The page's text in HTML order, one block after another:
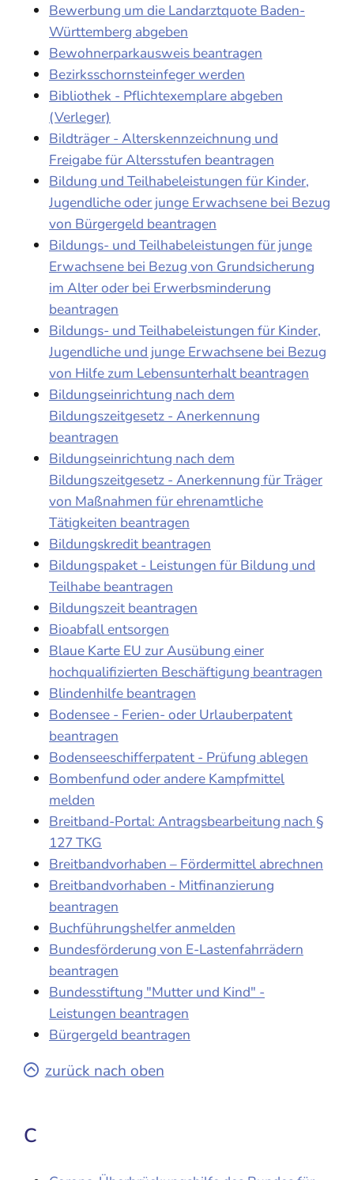
Bewerbung um die Landarztquote Baden-
Württemberg abgeben
Bewohnerparkausweis beantragen
Bezirksschornsteinfeger werden
Bibliothek - Pflichtexemplare abgeben
(Verleger)
Bildträger - Alterskennzeichnung und
Freigabe für Altersstufen beantragen
Bildung und Teilhabeleistungen für Kinder,
Jugendliche oder junge Erwachsene bei Bezug
von Bürgergeld beantragen
Bildungs- und Teilhabeleistungen für junge
Erwachsene bei Bezug von Grundsicherung
im Alter oder bei Erwerbsminderung
beantragen
Bildungs- und Teilhabeleistungen für Kinder,
Jugendliche und junge Erwachsene bei Bezug
von Hilfe zum Lebensunterhalt beantragen
Bildungseinrichtung nach dem
Bildungszeitgesetz - Anerkennung
beantragen
Bildungseinrichtung nach dem
Bildungszeitgesetz - Anerkennung für Träger
von Maßnahmen für ehrenamtliche
Tätigkeiten beantragen
Bildungskredit beantragen
Bildungspaket - Leistungen für Bildung und
Teilhabe beantragen
Bildungszeit beantragen
Bioabfall entsorgen
Blaue Karte EU zur Ausübung einer
hochqualifizierten Beschäftigung beantragen
Blindenhilfe beantragen
Bodensee - Ferien- oder Urlauberpatent
beantragen
Bodenseeschifferpatent - Prüfung ablegen
Bombenfund oder andere Kampfmittel
melden
Breitband-Portal: Antragsbearbeitung nach §
127 TKG
Breitbandvorhaben – Fördermittel abrechnen
Breitbandvorhaben - Mitfinanzierung
beantragen
Buchführungshelfer anmelden
Bundesförderung von E-Lastenfahrrädern
beantragen
Bundesstiftung "Mutter und Kind" -
Leistungen beantragen
Bürgergeld beantragen
zurück nach oben
C